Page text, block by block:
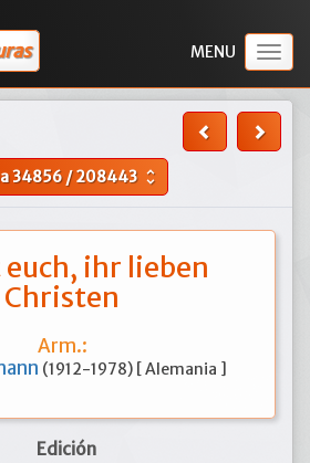
34856/208443 unfold_more
euch, ihr lieben
Christen
Arm.:
(1912-1978) [ Alemania ]
Edición